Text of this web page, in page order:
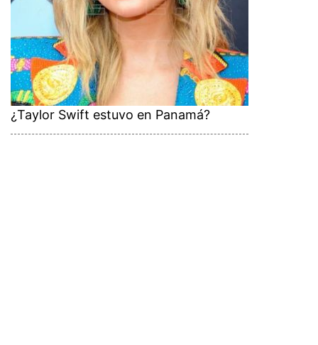
¿Taylor Swift estuvo en Panamá?